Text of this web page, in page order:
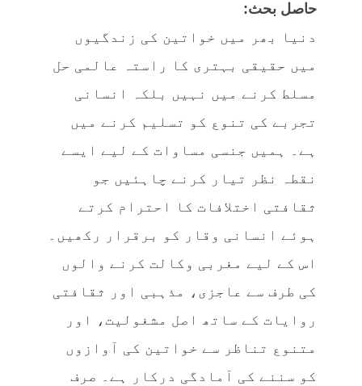
حاصل بحث:
دنیا بھر میں خواتین کی زندگیوں
میں حقیقی بہتری کا راستہ عالمی حل
مسلط کرنے میں نہیں بلکہ انسانی
تجربے کی تنوع کو تسلیم کرنے میں
ہے۔ ہمیں جنسی مساوات کے لیے ایسے
نقطہ نظر تیار کرنے چاہئیں جو
ثقافتی اختلافات کا احترام کرتے
ہوئے انسانی وقار کو برقرار رکھیں۔
اس کے لیے مغربی وکالت کرنے والوں
کی طرف سے عاجزی، مذہبی اور ثقافتی
روایات کے ساتھ اصل مشغولیت، اور
متنوع تناظر سے خواتین کی آوازوں
کو سننے کی آمادگی درکار ہے۔ صرف